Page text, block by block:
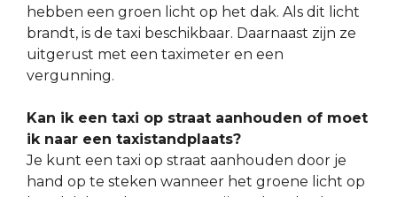
hebben een groen licht op het dak. Als dit licht
brandt, is de taxi beschikbaar. Daarnaast zijn ze
uitgerust met een taximeter en een
vergunning.
Kan ik een taxi op straat aanhouden of moet
ik naar een taxistandplaats?
Je kunt een taxi op straat aanhouden door je
hand op te steken wanneer het groene licht op